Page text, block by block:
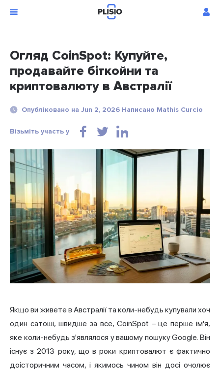
Огляд CoinSpot: Купуйте,
продавайте біткойни та
криптовалюту в Австралії
Опубліковано на Jun 2, 2026 Написано Mathis Curcio
Візьміть участь у
Якщо ви живете в Австралії та коли-небудь купували хоч
один сатоші, швидше за все, CoinSpot – це перше ім'я,
яке коли-небудь з'являлося у вашому пошуку Google. Він
існує з 2013 року, що в роки криптовалют є фактично
доісторичним часом, і якимось чином він досі очолює